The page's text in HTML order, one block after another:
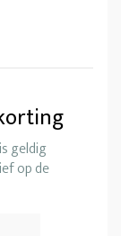
geldig
op de